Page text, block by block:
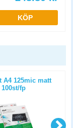
KÖP
A4 125mic matt
100st/fp